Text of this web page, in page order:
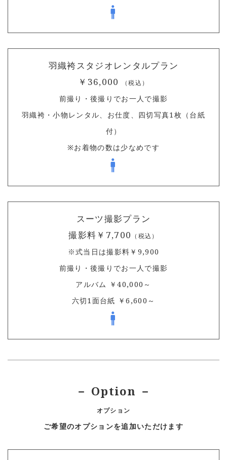
羽織袴スタジオレンタルプラン
￥36,000
（税込）
前撮り・後撮りでお一人で撮影
羽織袴・小物レンタル、お仕度、四切写真1枚（台紙
付）
※お着物の数は少なめです
スーツ撮影プラン
撮影料￥7,700 （税込）
※式当日は撮影料￥9,900
前撮り・後撮りでお一人で撮影
アルバム ￥40,000～
六切1面台紙 ￥6,600～
－ Option －
オプション
ご希望のオプションを追加いただけます